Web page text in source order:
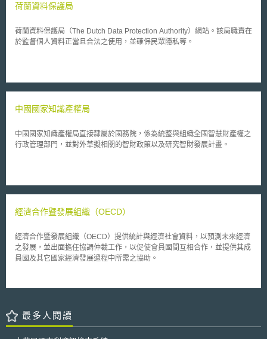
荷蘭資料保護局
荷蘭資料保護局（The Dutch Data Protection Authority）網站。該局職責在
於監督個人資料正當且合法之使用，並確保民眾隱私等。
中國國家知識產權局
中國國家知識產權局直接隸屬於國務院，係為統整與組織全國智慧財產權之
行政管理部門，並對外草擬相關的智財政策以及研究智財發展計畫。
經濟合作暨發展組織（OECD）
經濟合作暨發展組織（OECD）提供統計與經濟社會資料，以預測未來經濟
之發展，並出面擔任協調仲裁工作，以促使會員國間互相合作，並提供其成
員國及其它國家經濟發展過程中所需之協助。
最多人閱讀